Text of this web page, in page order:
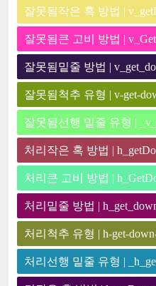
잘못됨작은 혹 방법 |
잘못됨큰 고비 방법 |
잘못됨밑줄 방법 |
잘못됨척추 유형 | v-get-
잘못됨선행 밑줄 유형 |
처리작은 혹 방법 |
처리큰 고비 방법 |
처리밑줄 방법 |
처리척추 유형 | h-get-
처리선행 밑줄 유형 |